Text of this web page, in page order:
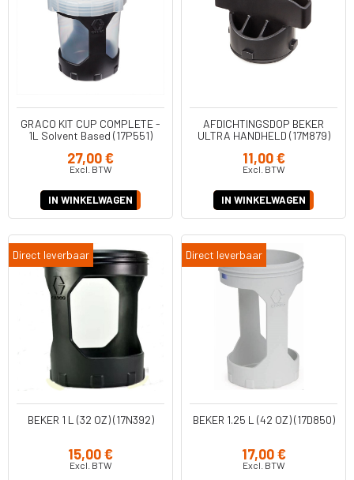
GRACO KIT CUP COMPLETE -
1L Solvent Based (17P551)
27,00 €
Excl. BTW
IN WINKELWAGEN
AFDICHTINGSDOP BEKER
ULTRA HANDHELD (17M879)
11,00 €
Excl. BTW
IN WINKELWAGEN
Direct leverbaar
BEKER 1 L (32 OZ) (17N392)
15,00 €
Excl. BTW
Direct leverbaar
BEKER 1.25 L (42 OZ) (17D850)
17,00 €
Excl. BTW